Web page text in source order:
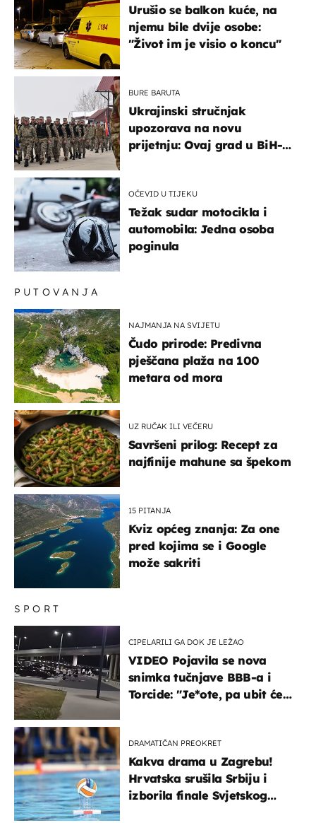
Urušio se balkon kuće, na
njemu bile dvije osobe:
"Život im je visio o koncu"
BURE BARUTA
Ukrajinski stručnjak
upozorava na novu
prijetnju: Ovaj grad u BiH-u
OČEVID U TIJEKU
Težak sudar motocikla i
automobila: Jedna osoba
poginula
SPORT
CIPELARILI GA DOK JE LEŽAO
VIDEO Pojavila se nova
snimka tučnjave BBB-a i
Torcide: "Je*ote, pa ubit će
DRAMATIČAN PREOKRET
Kakva drama u Zagrebu!
Hrvatska srušila Srbiju i
izborila finale Svjetskog
PUTOVANJA
NAJMANJA NA SVIJETU
Čudo prirode: Predivna
pješčana plaža na 100
metara od mora
UZ RUČAK ILI VEČERU
Savršeni prilog: Recept za
najfinije mahune sa špekom
15 PITANJA
Kviz općeg znanja: Za one
pred kojima se i Google
može sakriti